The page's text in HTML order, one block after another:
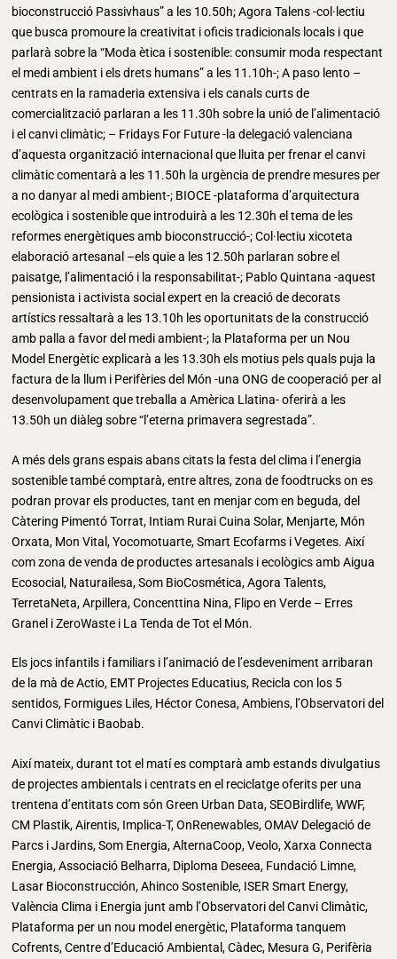
bioconstrucció Passivhaus” a les 10.50h; Agora Talens -col·lectiu
que busca promoure la creativitat i oficis tradicionals locals i que
parlarà sobre la “Moda ètica i sostenible: consumir moda respectant
el medi ambient i els drets humans” a les 11.10h-; A paso lento –
centrats en la ramaderia extensiva i els canals curts de
comercialització parlaran a les 11.30h sobre la unió de l’alimentació
i el canvi climàtic; – Fridays For Future -la delegació valenciana
d’aquesta organització internacional que lluita per frenar el canvi
climàtic comentarà a les 11.50h la urgència de prendre mesures per
a no danyar al medi ambient-; BIOCE -plataforma d’arquitectura
ecològica i sostenible que introduirà a les 12.30h el tema de les
reformes energètiques amb bioconstrucció-; Col·lectiu xicoteta
elaboració artesanal –els quie a les 12.50h parlaran sobre el
paisatge, l’alimentació i la responsabilitat-; Pablo Quintana -aquest
pensionista i activista social expert en la creació de decorats
artístics ressaltarà a les 13.10h les oportunitats de la construcció
amb palla a favor del medi ambient-; la Plataforma per un Nou
Model Energètic explicarà a les 13.30h els motius pels quals puja la
factura de la llum i Perifèries del Món -una ONG de cooperació per al
desenvolupament que treballa a Amèrica Llatina- oferirà a les
13.50h un diàleg sobre “l’eterna primavera segrestada”.
A més dels grans espais abans citats la festa del clima i l’energia
sostenible també comptarà, entre altres, zona de foodtrucks on es
podran provar els productes, tant en menjar com en beguda, del
Càtering Pimentó Torrat, Intiam Rurai Cuina Solar, Menjarte, Món
Orxata, Mon Vital, Yocomotuarte, Smart Ecofarms i Vegetes. Així
com zona de venda de productes artesanals i ecològics amb Aigua
Ecosocial, Naturailesa, Som BioCosmética, Agora Talents,
TerretaNeta, Arpillera, Concenttina Nina, Flipo en Verde – Erres
Granel i ZeroWaste i La Tenda de Tot el Món.
Els jocs infantils i familiars i l’animació de l’esdeveniment arribaran
de la mà de Actio, EMT Projectes Educatius, Recicla con los 5
sentidos, Formigues Liles, Héctor Conesa, Ambiens, l’Observatori del
Canvi Climàtic i Baobab.
Així mateix, durant tot el matí es comptarà amb estands divulgatius
de projectes ambientals i centrats en el reciclatge oferits per una
trentena d’entitats com són Green Urban Data, SEOBirdlife, WWF,
CM Plastik, Airentis, Implica-T, OnRenewables, OMAV Delegació de
Parcs i Jardins, Som Energia, AlternaCoop, Veolo, Xarxa Connecta
Energia, Associació Belharra, Diploma Deseea, Fundació Limne,
Lasar Bioconstrucción, Ahinco Sostenible, ISER Smart Energy,
València Clima i Energia junt amb l’Observatori del Canvi Climàtic,
Plataforma per un nou model energètic, Plataforma tanquem
Cofrents, Centre d’Educació Ambiental, Càdec, Mesura G, Perifèria